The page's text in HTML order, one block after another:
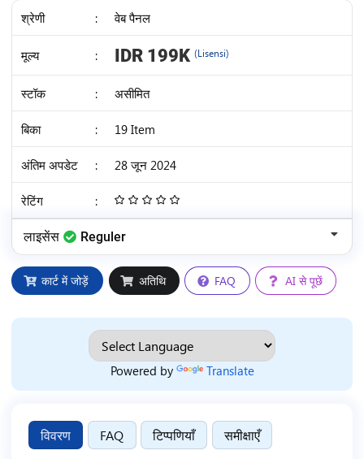
श्रेणी : वेब पैनल
मूल्य : IDR 199K (Lisensi)
स्टॉक : असीमित
बिका : 19 Item
अंतिम अपडेट : 28 जून 2024
रेटिंग :
/
लाइसेंस Reguler
कार्ट में जोड़ें अतिथि FAQ AI से पूछें
Powered by Translate
विवरण FAQ टिप्पणियाँ समीक्षाएँ